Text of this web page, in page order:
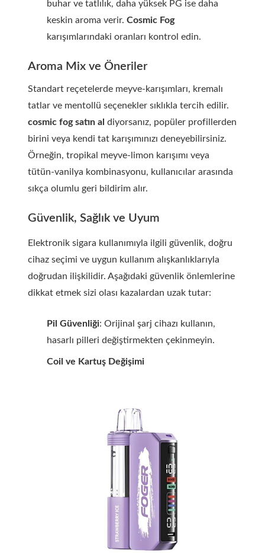
buhar ve tatlılık, daha yüksek PG ise daha
keskin aroma verir. Cosmic Fog
karışımlarındaki oranları kontrol edin.
Aroma Mix ve Öneriler
Standart reçetelerde meyve-karışımları, kremalı
tatlar ve mentollü seçenekler sıklıkla tercih edilir.
cosmic fog satın al diyorsanız, popüler profillerden
birini veya kendi tat karışımınızı deneyebilirsiniz.
Örneğin, tropikal meyve-limon karışımı veya
tütün-vanilya kombinasyonu, kullanıcılar arasında
sıkça olumlu geri bildirim alır.
Güvenlik, Sağlık ve Uyum
Elektronik sigara kullanımıyla ilgili güvenlik, doğru
cihaz seçimi ve uygun kullanım alışkanlıklarıyla
doğrudan ilişkilidir. Aşağıdaki güvenlik önlemlerine
dikkat etmek sizi olası kazalardan uzak tutar:
Pil Güvenliği: Orijinal şarj cihazı kullanın,
hasarlı pilleri değiştirmekten çekinmeyin.
Coil ve Kartuş Değişimi